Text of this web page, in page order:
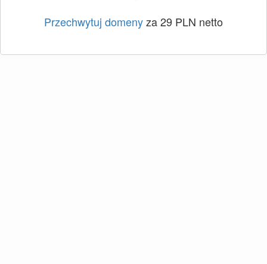
Przechwytuj domenyza 29 PLN netto